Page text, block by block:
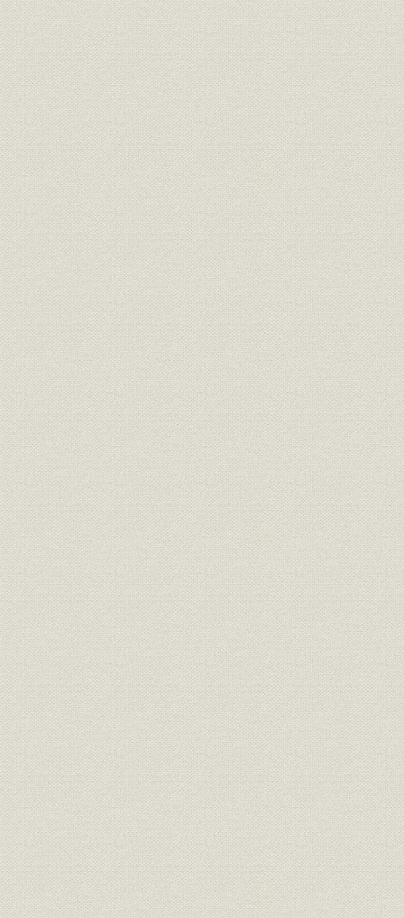
事業所
「弾北岡組」の運営は実際上
は、製靴場と製革場とに分かれ
ていたらしい。浅草・亀岡町の
靴製造所は、主として弾直樹の
手で、また千住に近い地方町橋
場の革製造所は、三井組の北岡
文兵衛の手で運営されていたも
のとみられている。
[明治5年
商品;風俗
明治期の靴のいろいろ(平出鏗二
郎著『東京風俗史』より)
[明治期中
風俗
明治初期の官営鉄道の蒸気機関
車。鉄道員の制服も文明開化の
においがする。
明治初期
業界
札幌の老舗「イワイ靴店」は、
もともと伊勢勝造靴場で製靴業
を学んだ初代・岩井信六が、明
治11年北海道に渡って始めたも
の。北海道物産共進会で何度か
入選している(イワイ靴店提供)
[明治10年
事業所
東京府統計表による明治前期に
おける製靴工場の概要(明治
9~14年)
明治9年
(1881年)
生産
文明開化(明治20年ごろまで)の
靴の製造実績
明治9年
(1887年)
沿革
日本製靴(株)の創立系統図(桜組
系、東京製皮系、大蔵組系、福
島合名系)
慶応(1860
治43年)
通貨 日銀券発行前の政府紙幣10円札 [明治10年
金融機関
明治15年、日本銀行の開業当時
の建物は永代橋際にあった。な
お、のちに現在地の日本橋・本
石町へ移転
明治15年
製造工程
明治の錦絵「靴製造場の図」静
斎年一・画
[明治12年
資料
『東京流行細見記』の中の靴師
たち。(明治18年刊、告解図書館
蔵)
明治18年
靴;風俗
楊州周延「貴顕舞踏(きけんぶと
う)の略図」。女性の夜会服は、
襟元が広くあいたイブニング・
ドレス調が普通だが、図のよう
に襟元を包むのは、和服の習慣
から肌をあらわにすることを慎
んだからであろう(樋口弘氏蔵)
[明治20年
生産;業界
明治20年代東京各工場の靴の製
造実績
明治20年
(1898年)